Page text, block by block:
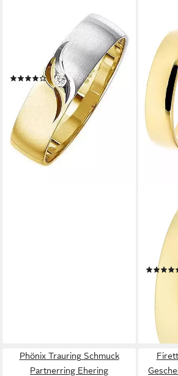
Trauring Schmuck Geschenk
Gold 375 Hochzeit Ehering
Trauring "LIEBE", wahlweise
mit oder ohne Brillant
(12)
ab 804,06 € UVP903,43 €
-11%
lieferbar in 2 Wochen
Silber
oder
ab
-11%
lieferbar
Phönix Trauring Schmuck
Partnerring Ehering